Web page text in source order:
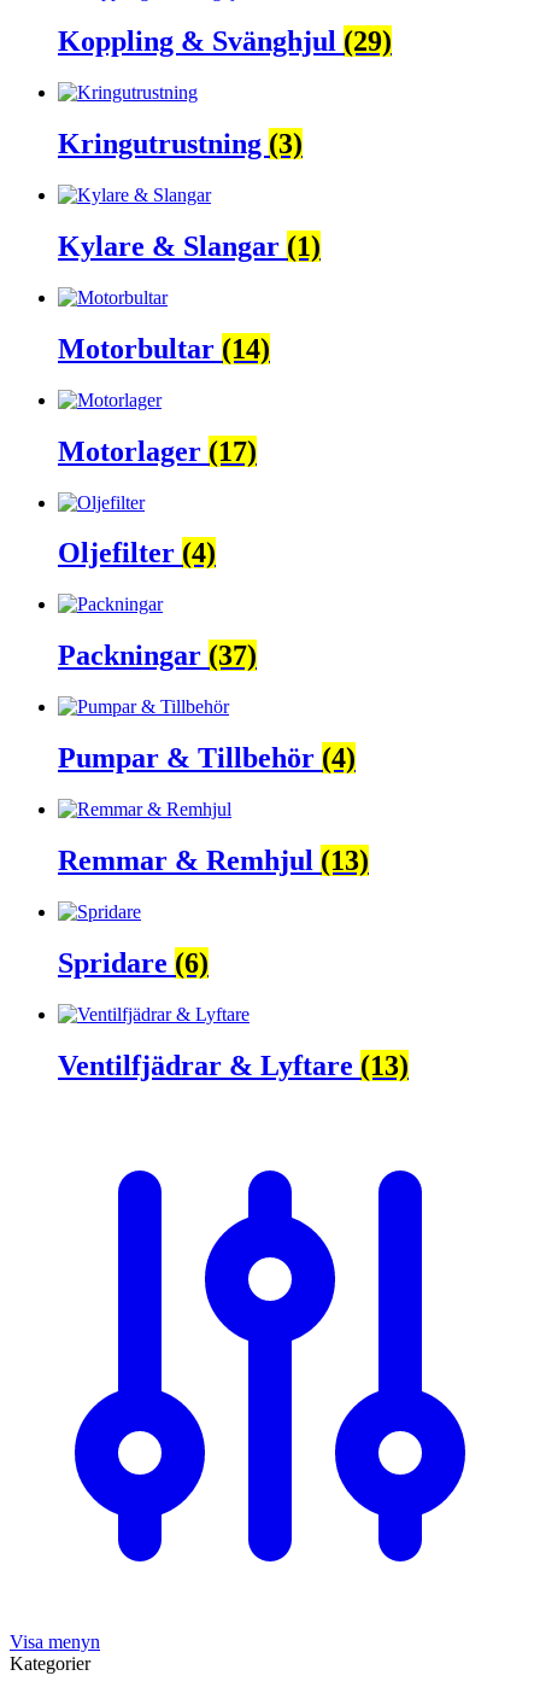
Koppling & Svänghjul (29)
Kringutrustning (3)
Kylare & Slangar (1)
Motorbultar (14)
Motorlager (17)
Oljefilter (4)
Packningar (37)
Pumpar & Tillbehör (4)
Remmar & Remhjul (13)
Spridare (6)
Ventilfjädrar & Lyftare (13)
Visa menyn
Kategorier